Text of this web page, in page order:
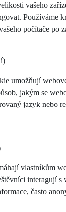
vašeho
Používáme
počítače po
umožňují
jakým se
jazyk nebo
vlastníkům
interagují s
často